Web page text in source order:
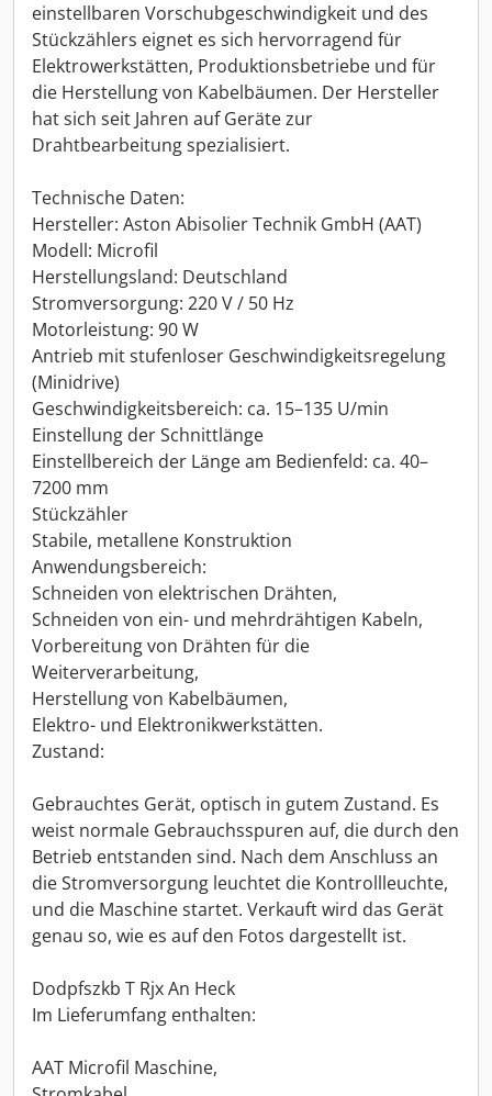
einstellbaren Vorschubgeschwindigkeit und des
Stückzählers eignet es sich hervorragend für
Elektrowerkstätten, Produktionsbetriebe und für
die Herstellung von Kabelbäumen. Der Hersteller
hat sich seit Jahren auf Geräte zur
Drahtbearbeitung spezialisiert.
Technische Daten:
Hersteller: Aston Abisolier Technik GmbH (AAT)
Modell: Microfil
Herstellungsland: Deutschland
Stromversorgung: 220 V / 50 Hz
Motorleistung: 90 W
Antrieb mit stufenloser Geschwindigkeitsregelung
(Minidrive)
Geschwindigkeitsbereich: ca. 15–135 U/min
Einstellung der Schnittlänge
Einstellbereich der Länge am Bedienfeld: ca. 40–
7200 mm
Stückzähler
Stabile, metallene Konstruktion
Anwendungsbereich:
Schneiden von elektrischen Drähten,
Schneiden von ein- und mehrdrähtigen Kabeln,
Vorbereitung von Drähten für die
Weiterverarbeitung,
Herstellung von Kabelbäumen,
Elektro- und Elektronikwerkstätten.
Zustand:
Gebrauchtes Gerät, optisch in gutem Zustand. Es
weist normale Gebrauchsspuren auf, die durch den
Betrieb entstanden sind. Nach dem Anschluss an
die Stromversorgung leuchtet die Kontrollleuchte,
und die Maschine startet. Verkauft wird das Gerät
genau so, wie es auf den Fotos dargestellt ist.
Dodpfszkb T Rjx An Heck
Im Lieferumfang enthalten:
AAT Microfil Maschine,